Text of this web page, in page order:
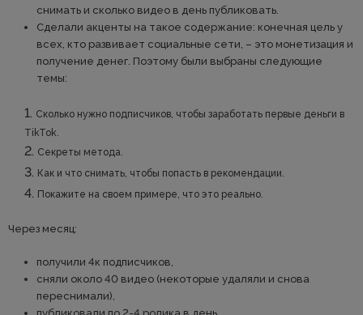
снимать и сколько видео в день публиковать.
Сделали акценты на такое содержание: конечная цель у
всех, кто развивает социальные сети, – это монетизация и
получение денег. Поэтому были выбраны следующие
темы:
Сколько нужно подписчиков, чтобы заработать первые деньги в
TikTok.
Секреты метода.
Как и что снимать, чтобы попасть в рекомендации.
Покажите на своем примере, что это реально.
Через месяц:
получили 4к подписчиков,
сняли около 40 видео (некоторые удаляли и снова
переснимали),